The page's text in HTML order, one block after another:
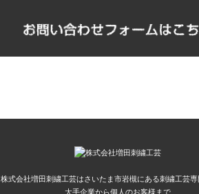
株式会社増田刺繍工芸はさいたま市岩槻にある刺繍工芸
大手企業から個人のお客様まで